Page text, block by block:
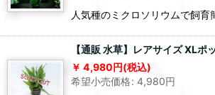
人気種のミクロソリウムで飼育
【通販 水草】レアサイズ XL
4,980円(税込)
希望小売価格: 4,980円